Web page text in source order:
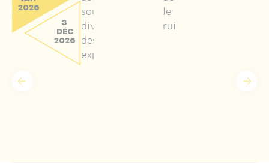
Précédent
exploitations
d'élevage tout en
préservant
l'environnement
2026
3
DÉC
2026
soutenant la
diversification
des
exploitations.
le
ruissellement.